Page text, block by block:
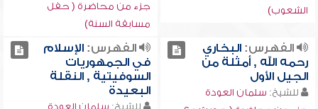
الشعوب)
جزء من محاضرة ( حفل
مسابقة السنة)
الفهرس:البخاري
رحمه الله , أمثلة من
الجيل الأول
للشيخ: سلمان العودة
الفهرس:الإسلام
في الجمهوريات
السوفيتية , النقلة
البعيدة
للشيخ: سلمان العودة